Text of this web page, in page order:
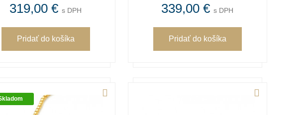
319,00 €s DPH
Pridaťdo košíka
339,00 €s DPH
Pridaťdo košíka